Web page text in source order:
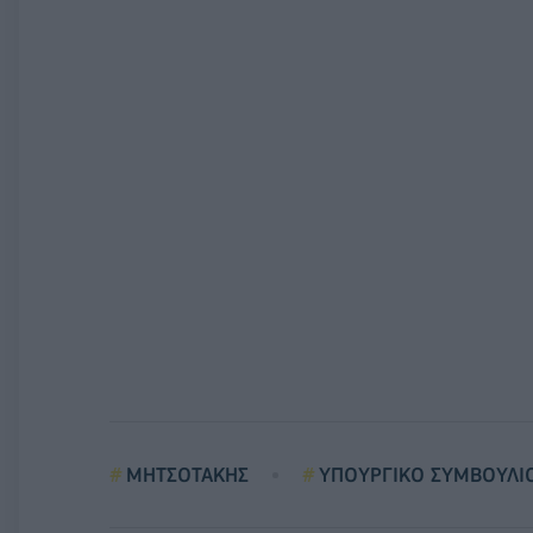
ΜΗΤΣΟΤΑΚΗΣ ΥΠΟΥΡΓΙΚΟ